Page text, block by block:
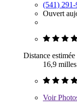
(541)
Ouvert
Distance estimée
16,9 milles
Voir